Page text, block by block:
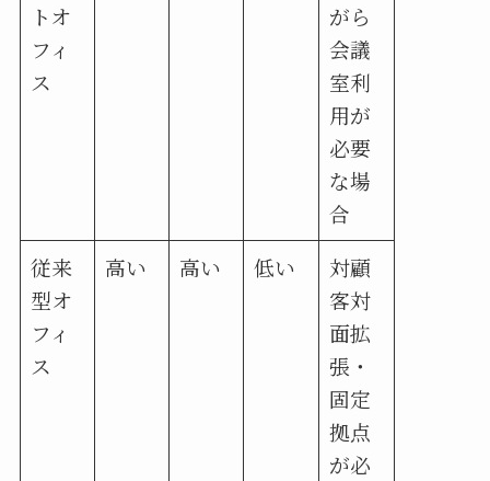
トオ
フィ
ス
がら
会議
室利
用が
必要
な場
合
従来
型オ
フィ
ス
高い 高い 低い
対顧
客対
面拡
張・
固定
拠点
が必